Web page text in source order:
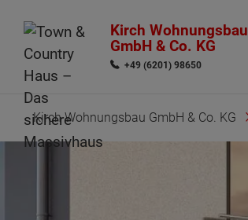
Kirch Wohnungsbau
GmbH & Co. KG
+49 (6201) 98650
Kirch Wohnungsbau GmbH & Co. KG